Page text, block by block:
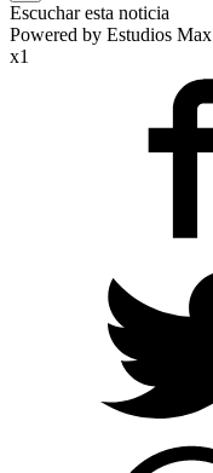
Escuchar esta noticia
Powered by Estudios Max
x1